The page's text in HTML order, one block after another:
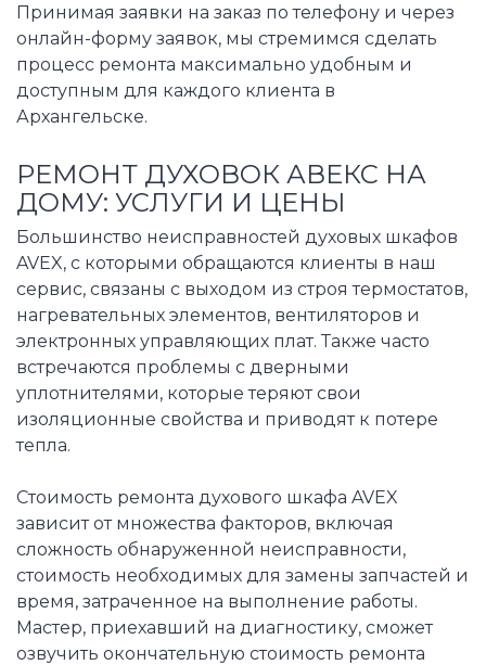
Принимая заявки на заказ по телефону и через
онлайн-форму заявок, мы стремимся сделать
процесс ремонта максимально удобным и
доступным для каждого клиента в
Архангельске.
РЕМОНТ ДУХОВОК АВЕКС НА
ДОМУ: УСЛУГИ И ЦЕНЫ
Большинство неисправностей духовых шкафов
AVEX, с которыми обращаются клиенты в наш
сервис, связаны с выходом из строя термостатов,
нагревательных элементов, вентиляторов и
электронных управляющих плат. Также часто
встречаются проблемы с дверными
уплотнителями, которые теряют свои
изоляционные свойства и приводят к потере
тепла.
Стоимость ремонта духового шкафа AVEX
зависит от множества факторов, включая
сложность обнаруженной неисправности,
стоимость необходимых для замены запчастей и
время, затраченное на выполнение работы.
Мастер, приехавший на диагностику, сможет
озвучить окончательную стоимость ремонта